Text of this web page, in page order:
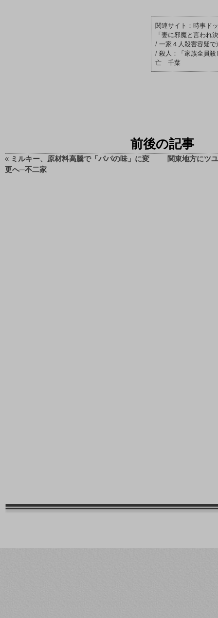
時事ド
「妻に邪魔と言われ
/ 一家４人殺害容疑
/ 殺人：「家族全員
亡 千葉
前後の記事
« ミルキー、原材料高騰で「パパの味」に変
更へ─不二家
関東地方にツ